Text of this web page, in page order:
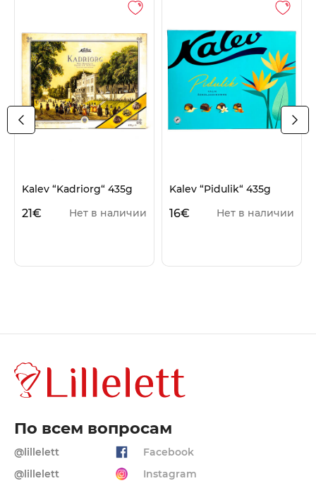
Kalev “Kadriorg“ 435g
21€ Нет в наличии
Kalev “Pidulik“ 435g
16€ Нет в наличии
По всем вопросам
@lillelett
Facebook
@lillelett
Instagram